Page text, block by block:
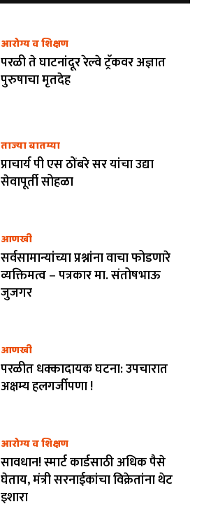
आरोग्य व शिक्षण
परळी ते घाटनांदूर रेल्वे ट्रॅकवर अज्ञात
पुरुषाचा मृतदेह
ताज्या बातम्या
प्राचार्य पी एस ठोंबरे सर यांचा उद्या
सेवापूर्ती सोहळा
आणखी
सर्वसामान्यांच्या प्रश्नांना वाचा फोडणारे
व्यक्तिमत्व – पत्रकार मा. संतोषभाऊ
जुजगर
आणखी
परळीत धक्कादायक घटना: उपचारात
अक्षम्य हलगर्जीपणा !
आरोग्य व शिक्षण
सावधान! स्मार्ट कार्डसाठी अधिक पैसे
घेताय, मंत्री सरनाईकांचा विक्रेतांना थेट
इशारा